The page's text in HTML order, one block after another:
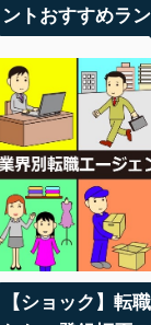
ントおすすめラ
【ショック】転